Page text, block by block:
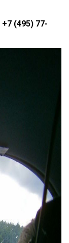
+7 (495) 77-